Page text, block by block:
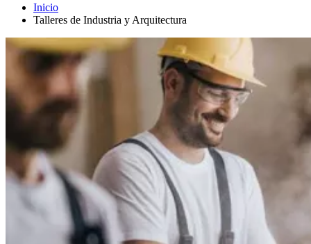
Inicio
Talleres de Industria y Arquitectura